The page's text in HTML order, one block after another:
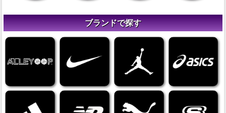
ブランドで探す